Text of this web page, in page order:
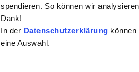
spendieren. So können wir
Dank!
In der Datenschutzerklärung
eine Auswahl.